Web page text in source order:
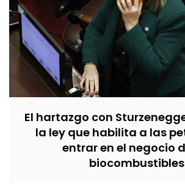
El hartazgo con
la ley que habilita a las
entrar en el negocio
biocombustibles